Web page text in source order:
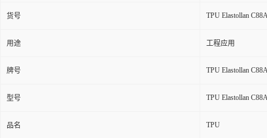
货号 TPU Elastollan
用途 工程应用
牌号 TPU Elastollan
型号 TPU Elastollan
品名 TPU